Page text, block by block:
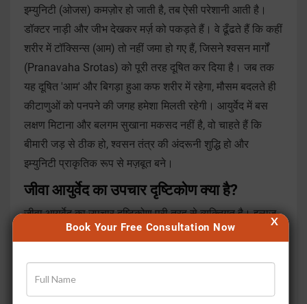
Book Your Free Consultation Now X
इम्युनिटी (ओजस) कमज़ोर हो जाती है, तब ऐसी परेशानी आती है।
डॉक्टर नाड़ी और जीभ देखकर मर्ज़ को पकड़ते हैं। वे ढूँढते हैं कि कहीं
शरीर में टॉक्सिन्स (आम) तो नहीं जमा हो गए हैं, जिसने श्वसन मार्गों
(Pranavaha Srotas) को पूरी तरह दूषित कर दिया है। जब तक
यह दूषित 'आम' और बिगड़ा हुआ कफ शरीर में रहेगा, मौसम बदलते ही
कीटाणुओं को पनपने की जगह हमेशा मिलती रहेगी। आयुर्वेद में बस
लक्षण मिटाना और बलगम सुखाना मकसद नहीं है, वो चाहते हैं कि
बीमारी जड़ से ठीक हो, श्वसन तंत्र की अंदरूनी शुद्धि हो और
इम्युनिटी प्राकृतिक रूप से मज़बूत बने।
जीवा आयुर्वेद का उपचार दृष्टिकोण क्या है?
जीवा आयुर्वेद का उपचार दृष्टिकोण पूरी तरह से व्यक्तिगत है। इलाज
शुरू करने से पहले आयुर्वेद एक्सपर्ट इन मुख्य बातों पर बारीकी से ध्यान
कस्टमाइज़्ड इलाज:
है, इसलिए इलाज पूरी तरह से उनके शरीर के अनुकूल ही तय किया